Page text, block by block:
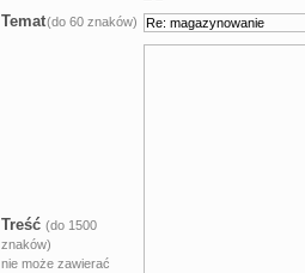
Temat(do 60 znaków)
Treść (do 1500
znaków)
nie może zawierać